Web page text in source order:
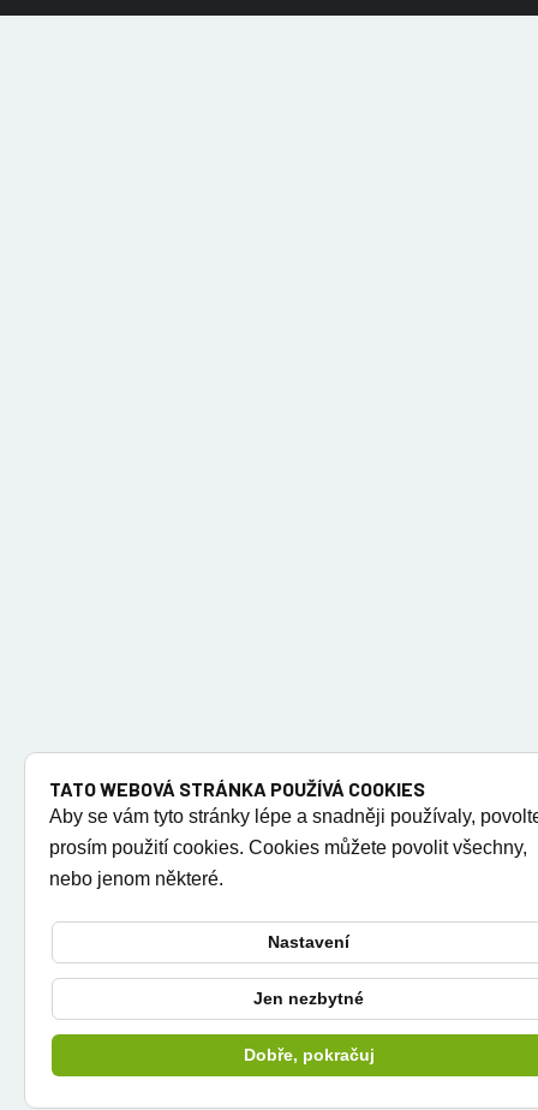
TATO WEBOVÁ STRÁNKA POUŽÍVÁ COOKIES
Aby se vám tyto stránky lépe a snadněji používaly,
prosím použití cookies. Cookies můžete povolit všechny,
nebo jenom některé.
Nastavení
Jen nezbytné
Dobře, pokračuj